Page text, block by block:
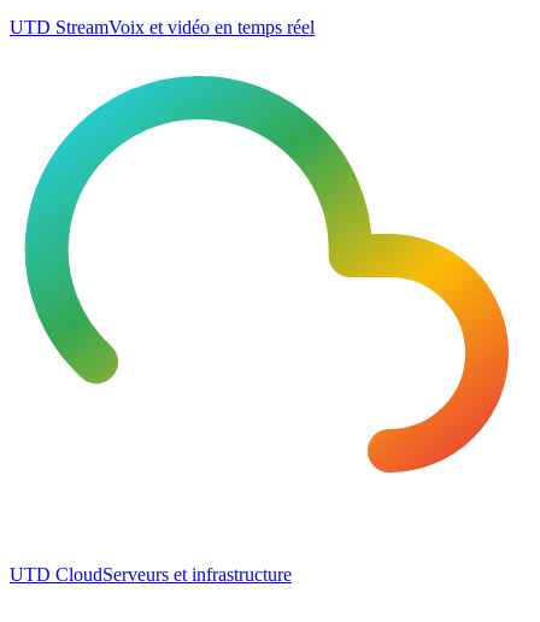
UTD StreamVoix et vidéo en temps réel
UTD CloudServeurs et infrastructure